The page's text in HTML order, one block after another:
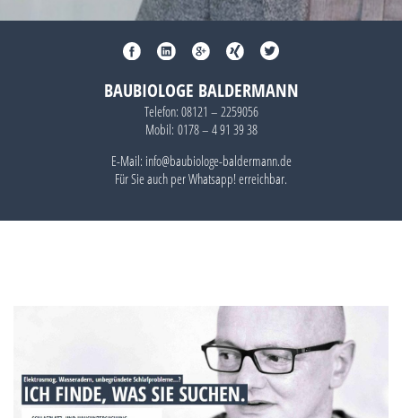
BAUBIOLOGE BALDERMANN
Telefon: 08121 – 2259056
Mobil: 0178 – 4 91 39 38
E-Mail: info@baubiologe-baldermann.de
Für Sie auch perWhatsapp!erreichbar.